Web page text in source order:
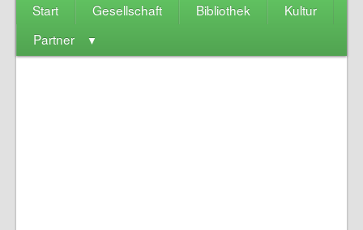
Start Gesellschaft Bibliothek
Kultur
Partner
▼